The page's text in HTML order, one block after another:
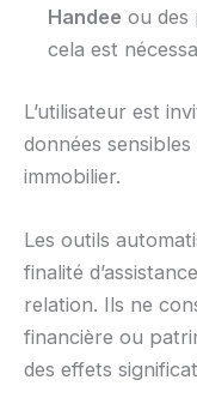
Handee ou des
cela est
L’utilisateur est
données
immobilier.
Les outils
finalité
relation. Ils ne
financière ou
des effets